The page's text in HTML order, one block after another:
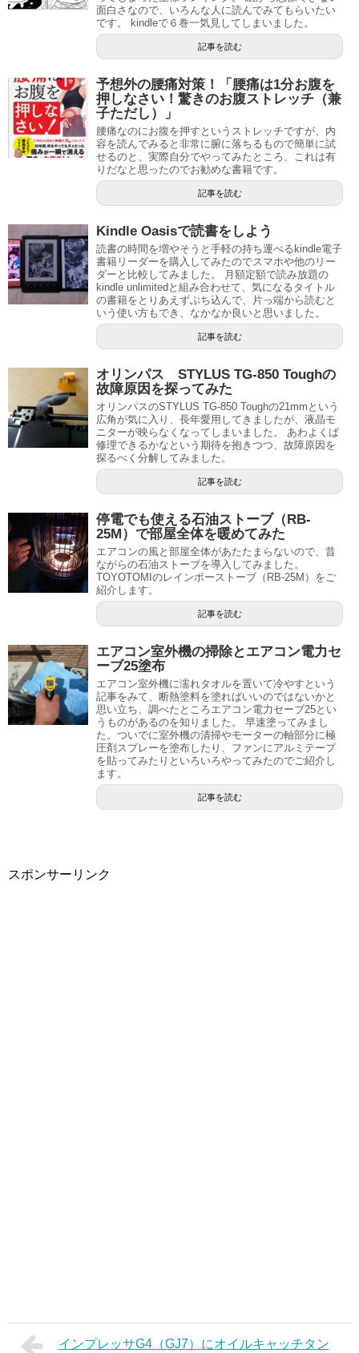
面白さなので、いろんな人に読んでみてもらいたい
です。 kindleで６巻一気見してしまいました。
記事を読む
予想外の腰痛対策！「腰痛は1分お腹を
押しなさい！驚きのお腹ストレッチ（兼
子ただし）」
腰痛なのにお腹を押すというストレッチですが、内
容を読んでみると非常に腑に落ちるもので簡単に試
せるのと、実際自分でやってみたところ、これは有
りだなと思ったのでお勧めな書籍です。
記事を読む
Kindle Oasisで読書をしよう
読書の時間を増やそうと手軽の持ち運べるkindle電子
書籍リーダーを購入してみたのでスマホや他のリー
ダーと比較してみました。 月額定額で読み放題の
kindle unlimitedと組み合わせて、気になるタイトル
の書籍をとりあえずぶち込んで、片っ端から読むと
いう使い方もでき、なかなか良いと思いました。
記事を読む
オリンパス STYLUS TG-850 Toughの
故障原因を探ってみた
オリンパスのSTYLUS TG-850 Toughの21mmという
広角が気に入り、長年愛用してきましたが、液晶モ
ニターが映らなくなってしまいました。 あわよくば
修理できるかなという期待を抱きつつ、故障原因を
探るべく分解してみました。
記事を読む
停電でも使える石油ストーブ（RB-
25M）で部屋全体を暖めてみた
エアコンの風と部屋全体があたたまらないので、昔
ながらの石油ストーブを導入してみました。
TOYOTOMIのレインボーストーブ（RB-25M）をご
紹介します。
記事を読む
エアコン室外機の掃除とエアコン電力セ
ーブ25塗布
エアコン室外機に濡れタオルを置いて冷やすという
記事をみて、断熱塗料を塗ればいいのではないかと
思い立ち、調べたところエアコン電力セーブ25とい
うものがあるのを知りました。 早速塗ってみまし
た。ついでに室外機の清掃やモーターの軸部分に極
圧剤スプレーを塗布したり、ファンにアルミテープ
を貼ってみたりといろいろやってみたのでご紹介し
ます。
記事を読む
スポンサーリンク
インプレッサG4（GJ7）にオイルキャッチタン